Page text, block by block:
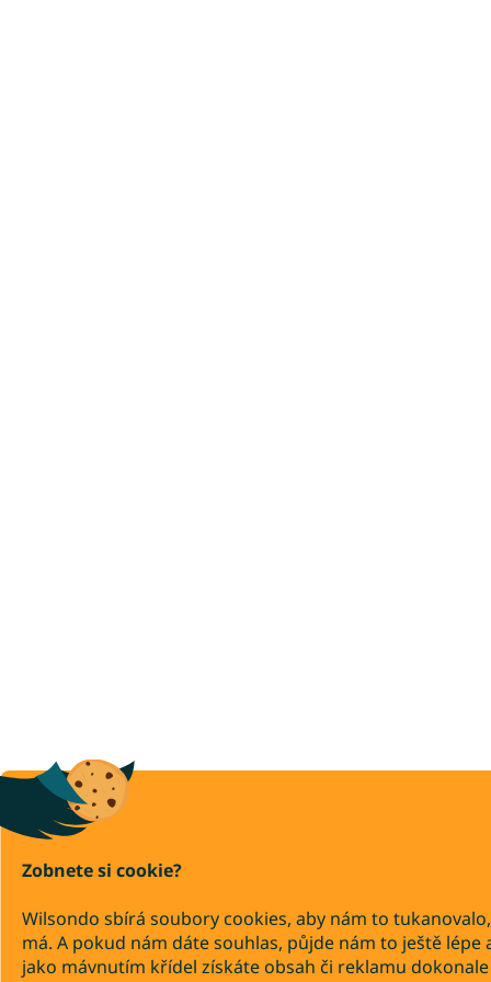
Zobnete si cookie?
Wilsondo sbírá soubory cookies, aby nám to
má. A pokud nám dáte souhlas, půjde nám to ještě lépe
jako mávnutím křídel získáte obsah či reklamu